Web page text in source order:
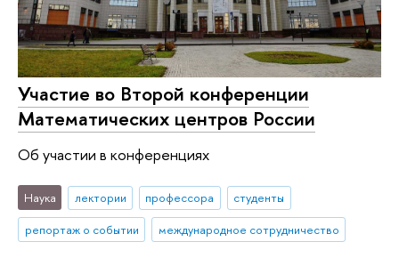
Участие во Второй конференции
Математических центров России
Об участии в конференциях
Наука лектории профессора
студенты
репортаж о событии
международное сотрудничество